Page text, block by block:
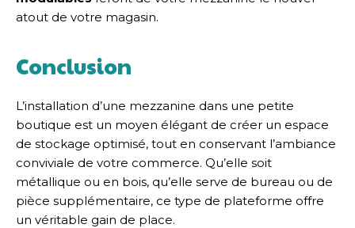
atout de votre magasin.
Conclusion
L’installation d’une mezzanine dans une petite
boutique est un moyen élégant de créer un espace
de stockage optimisé, tout en conservant l’ambiance
conviviale de votre commerce. Qu’elle soit
métallique ou en bois, qu’elle serve de bureau ou de
pièce supplémentaire, ce type de plateforme offre
un véritable gain de place.